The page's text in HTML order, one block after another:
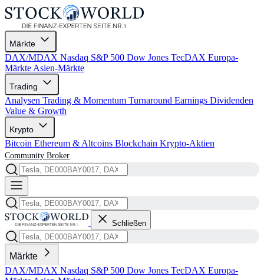
Märkte
DAX/MDAX Nasdaq S&P 500 Dow Jones TecDAX Europa-
Märkte Asien-Märkte
Trading
Analysen Trading & Momentum Turnaround Earnings Dividenden
Value & Growth
Krypto
Bitcoin Ethereum & Altcoins Blockchain Krypto-Aktien
Community Broker
Schließen
Märkte
DAX/MDAX Nasdaq S&P 500 Dow Jones TecDAX Europa-